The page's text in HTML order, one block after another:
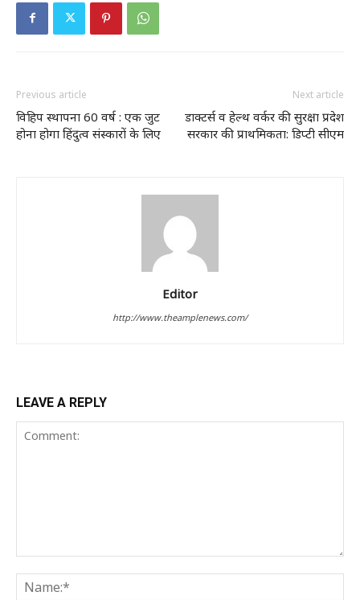
Previous article
विहिप स्थापना 60 वर्ष : एक जुट
होना होगा हिंदुत्व संस्कारों के लिए
Next article
डाक्टर्स व हेल्थ वर्कर की सुरक्षा प्रदेश
सरकार की प्राथमिकता: डिप्टी सीएम
Editor
http://www.theamplenews.com/
LEAVE A REPLY